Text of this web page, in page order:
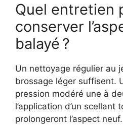
Quel entretien
conserver
balayé ?
Un nettoyage régulier au
brossage léger suffisent.
pression modéré une à
l’application d’un scellant
prolongeront l’aspect neuf.